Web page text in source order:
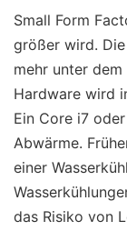
Small Form
größer wird.
mehr unter
Hardware wird
Ein Core i7
Abwärme.
einer
das Risiko von